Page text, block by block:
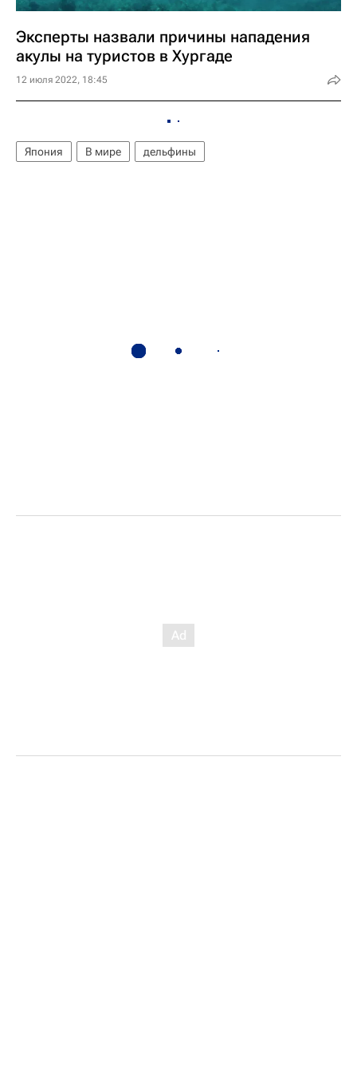
Эксперты назвали причины нападения
акулы на туристов в Хургаде
12 июля 2022, 18:45
Япония В мире дельфины